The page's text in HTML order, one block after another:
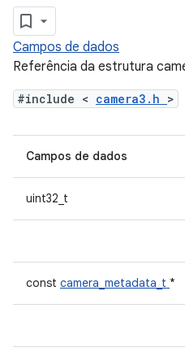
Campos de dados
Referência da estrutura
#include < camera3.h >
Campos de dados
uint32_t
const camera_metadata_t *